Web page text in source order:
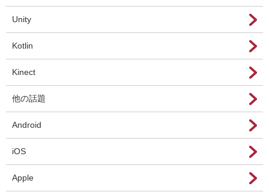
Unity
Kotlin
Kinect
他の話題
Android
iOS
Apple